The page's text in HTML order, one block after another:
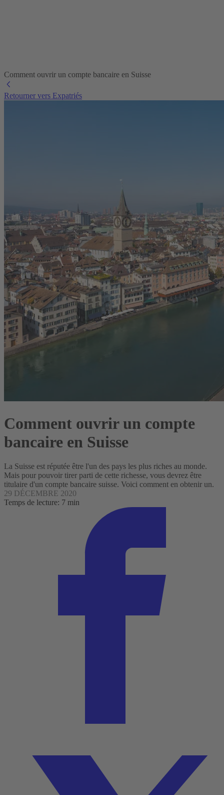
Comment ouvrir un compte bancaire en Suisse
Retourner vers Expatriés
Comment ouvrir un compte
bancaire en Suisse
La Suisse est réputée être l'un des pays les plus riches au monde.
Mais pour pouvoir tirer parti de cette richesse, vous devrez être
titulaire d'un compte bancaire suisse. Voici comment en obtenir un.
29 DÉCEMBRE 2020
Temps de lecture: 7 min